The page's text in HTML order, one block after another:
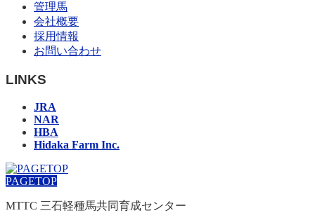
管理馬
会社概要
採用情報
お問い合わせ
LINKS
JRA
NAR
HBA
Hidaka Farm Inc.
PAGETOP
MTTC 三石軽種馬共同育成センター